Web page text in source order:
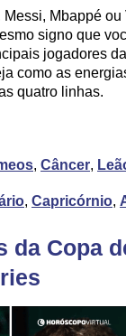
Messi, Mbappé
signo que
jogadores
como as
quatro linhas.
, Câncer,
, Capricórnio,
da Copa